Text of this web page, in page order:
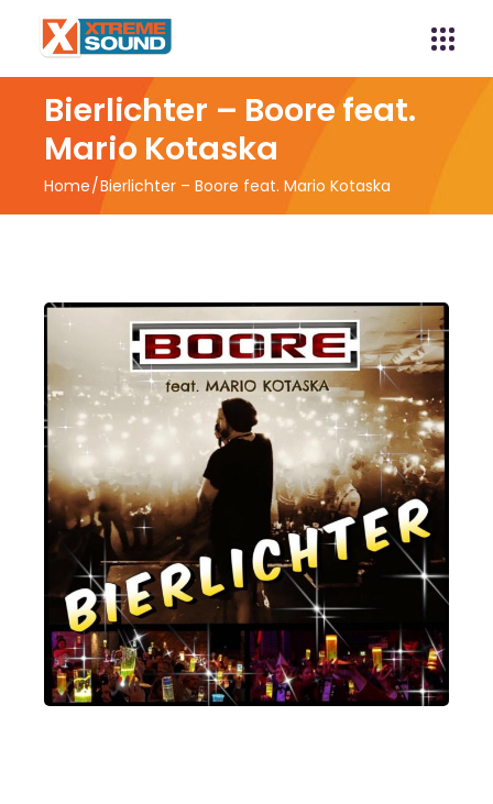
Bierlichter – Boore feat.
Mario Kotaska
Home Bierlichter – Boore feat. Mario Kotaska